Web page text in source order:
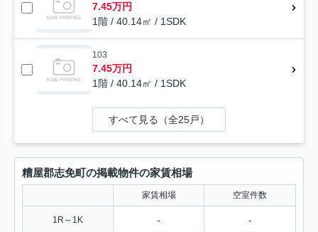
7.45万円
1階 / 40.14㎡ / 1SDK
103
7.45万円
1階 / 40.14㎡ / 1SDK
すべて見る（全25戸）
糟屋郡志免町の掲載物件の家賃相場
家賃相場 空室件数
1R～1K - -